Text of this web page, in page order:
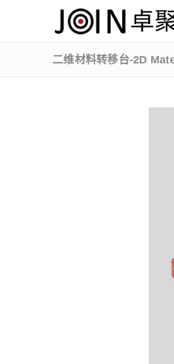
二维材料转移台-2D